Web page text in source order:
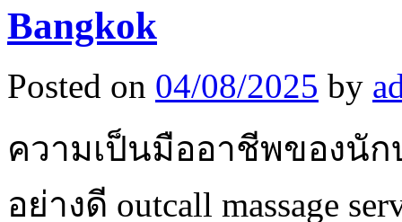
Bangkok
Posted on 04/08/2025 by
ความเป็นมืออาชีพของนั
อย่างดี outcall massage